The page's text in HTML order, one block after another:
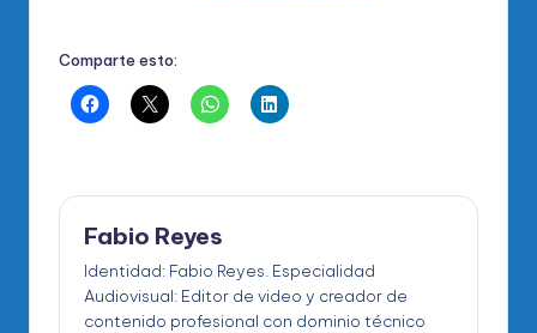
Comparte esto:
Fabio Reyes
Identidad: Fabio Reyes. Especialidad
Audiovisual: Editor de video y creador de
contenido profesional con dominio técnico